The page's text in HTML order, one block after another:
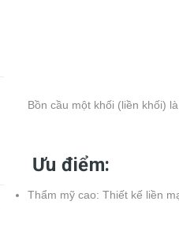
Bồn cầu một khối (liền khối)
Ưu điểm:
Thẩm mỹ cao: Thiết kế liền